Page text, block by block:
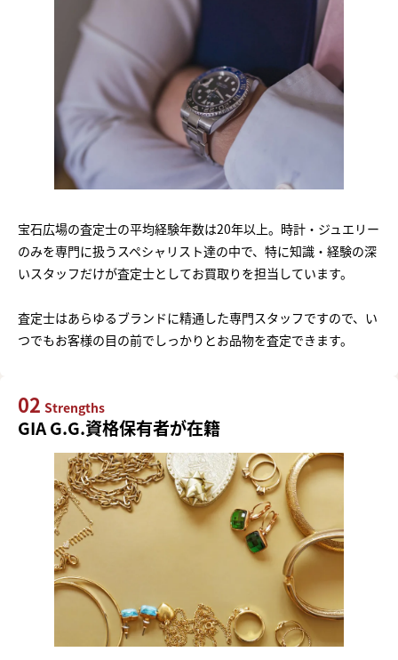
宝石広場の査定士の平均経験年数は20年以上。時計・ジュエリー
のみを専門に扱うスペシャリスト達の中で、特に知識・経験の深
いスタッフだけが査定士としてお買取りを担当しています。
査定士はあらゆるブランドに精通した専門スタッフですので、い
つでもお客様の目の前でしっかりとお品物を査定できます。
02 Strengths
GIA G.G.資格保有者が在籍